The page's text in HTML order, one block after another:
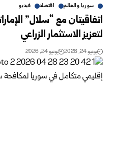
سوريا والعالم اقتصاد فيديو
لتعزيز الاستثمار الزراعي
يونيو 24, 2026 يونيو 24, 2026